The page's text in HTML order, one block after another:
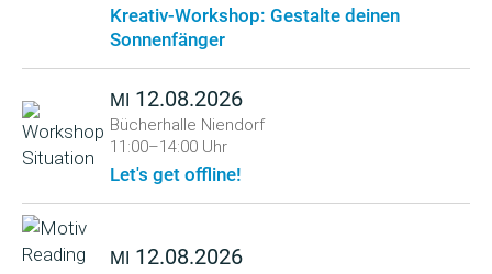
Kreativ-Workshop: Gestalte deinen
Sonnenfänger
MI 12.08.2026
Bücherhalle Niendorf
11:00–14:00 Uhr
Let's get offline!
MI 12.08.2026